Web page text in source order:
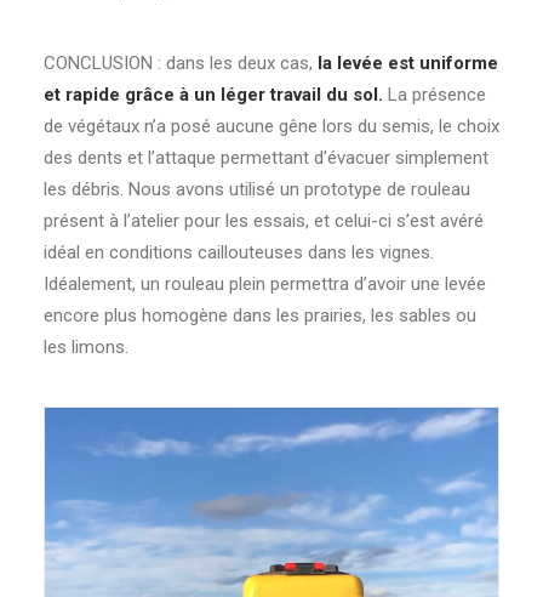
CONCLUSION : dans les deux cas, la levée est uniforme
et rapide grâce à un léger travail du sol. La présence
de végétaux n’a posé aucune gêne lors du semis, le choix
des dents et l’attaque permettant d’évacuer simplement
les débris. Nous avons utilisé un prototype de rouleau
présent à l’atelier pour les essais, et celui-ci s’est avéré
idéal en conditions caillouteuses dans les vignes.
Idéalement, un rouleau plein permettra d’avoir une levée
encore plus homogène dans les prairies, les sables ou
les limons.